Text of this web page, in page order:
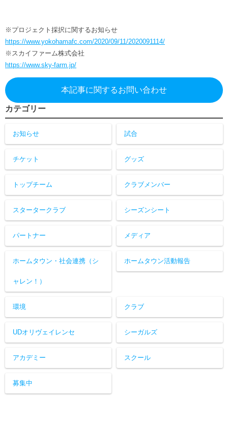
※プロジェクト採択に関するお知らせ
https://www.yokohamafc.com/2020/09/11/2020091114/
※スカイファーム株式会社
https://www.sky-farm.jp/
本記事に関するお問い合わせ
カテゴリー
お知らせ 試合
チケット グッズ
トップチーム クラブメンバー
スタータークラブ シーズンシート
パートナー メディア
ホームタウン・社会連携（シ
ャレン！）
ホームタウン活動報告
環境 クラブ
UDオリヴェイレンセ シーガルズ
アカデミー スクール
募集中